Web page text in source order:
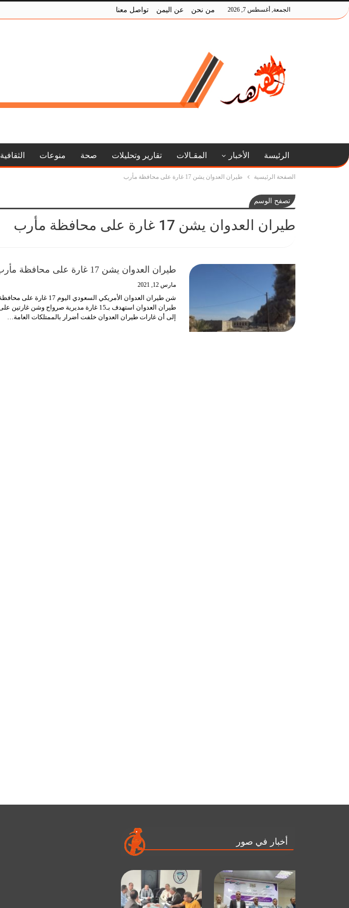
الجمعة, أغسطس 7, 2026 من نحن عن اليمن تواصل معنا
الرئيسة الأخبار المقـالات تقارير وتحليلات صحة منوعات الثقافية
الصفحة الرئيسية طيران العدوان يشن 17 غارة على محافظة مأرب
تصفح الوسم
طيران العدوان يشن 17 غارة على محافظة مأرب
طيران العدوان يشن 17 غارة على محافظة مأرب
مارس 12, 2021
شن طيران العدوان الأمريكي السعودي اليوم 17 غارة على محافظة مأرب.
طيران العدوان استهدف بـ15 غارة مديرية صرواح وشن غارتين على مديرية مدغل.
إلى أن غارات طيران العدوان خلفت أضرار بالممتلكات العامة…
أخبار في صور